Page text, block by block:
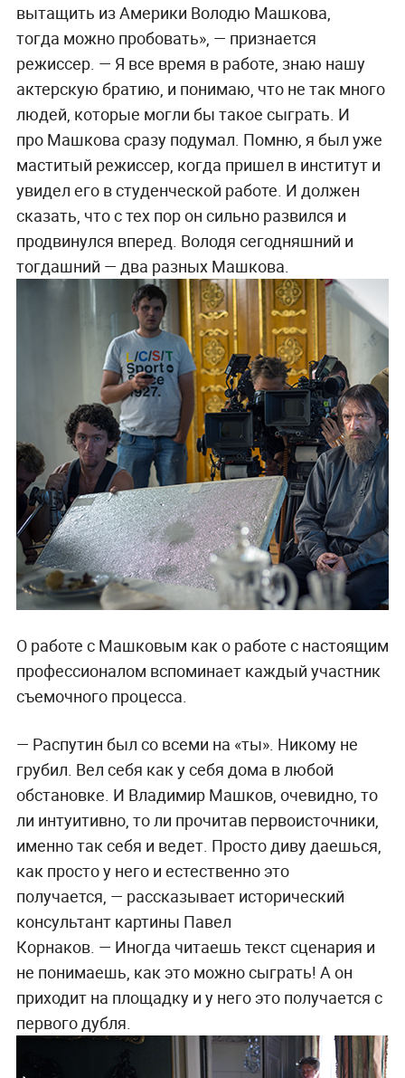
вытащить из Америки Володю Машкова,
тогда можно пробовать», — признается
режиссер. — Я все время в работе, знаю нашу
актерскую братию, и понимаю, что не так много
людей, которые могли бы такое сыграть. И
про Машкова сразу подумал. Помню, я был уже
маститый режиссер, когда пришел в институт и
увидел его в студенческой работе. И должен
сказать, что с тех пор он сильно развился и
продвинулся вперед. Володя сегодняшний и
тогдашний — два разных Машкова.
О работе с Машковым как о работе с настоящим
профессионалом вспоминает каждый участник
съемочного процесса.
— Распутин был со всеми на «ты». Никому не
грубил. Вел себя как у себя дома в любой
обстановке. И Владимир Машков, очевидно, то
ли интуитивно, то ли прочитав первоисточники,
именно так себя и ведет. Просто диву даешься,
как просто у него и естественно это
получается, — рассказывает исторический
консультант картины Павел
Корнаков. — Иногда читаешь текст сценария и
не понимаешь, как это можно сыграть! А он
приходит на площадку и у него это получается с
первого дубля.